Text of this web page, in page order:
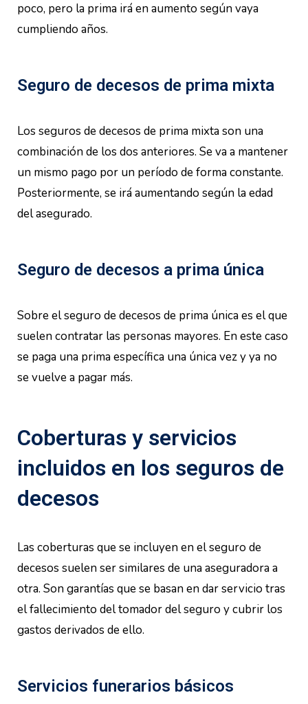
poco, pero la prima irá en aumento según vaya
cumpliendo años.
Seguro de decesos de prima mixta
Los seguros de decesos de prima mixta son una
combinación de los dos anteriores. Se va a mantener
un mismo pago por un período de forma constante.
Posteriormente, se irá aumentando según la edad
del asegurado.
Seguro de decesos a prima única
Sobre el seguro de decesos de prima única es el que
suelen contratar las personas mayores. En este caso
se paga una prima específica una única vez y ya no
se vuelve a pagar más.
Coberturas y servicios
incluidos en los seguros de
decesos
Las coberturas que se incluyen en el seguro de
decesos suelen ser similares de una aseguradora a
otra. Son garantías que se basan en dar servicio tras
el fallecimiento del tomador del seguro y cubrir los
gastos derivados de ello.
Servicios funerarios básicos